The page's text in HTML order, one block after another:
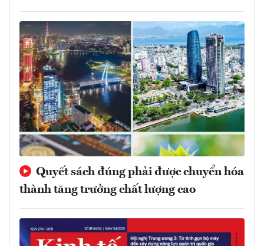
Quyết sách đúng phải được chuyển hóa
thành tăng trưởng chất lượng cao